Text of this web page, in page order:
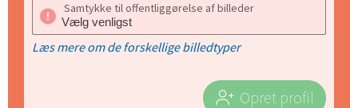
Samtykke til offentliggørelse af billeder
Læs mere om de forskellige billedtyper
Opret profil